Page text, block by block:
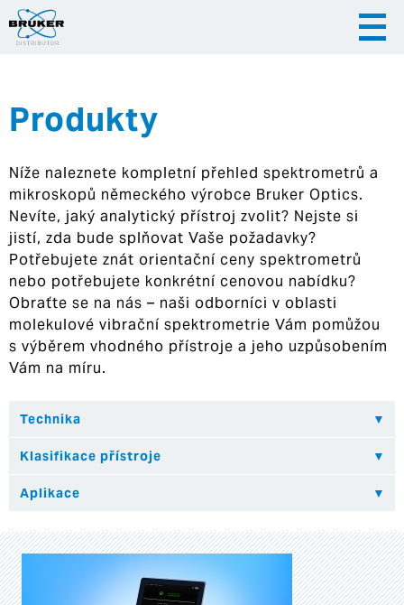
|
Hrvatska
Produkty
Níže naleznete kompletní přehled spektrometrů a
mikroskopů německého výrobce Bruker Optics.
Nevíte, jaký analytický přístroj zvolit? Nejste si
jistí, zda bude splňovat Vaše požadavky?
Potřebujete znát orientační ceny spektrometrů
nebo potřebujete konkrétní cenovou nabídku?
Obraťte se na nás – naši odborníci v oblasti
molekulové vibrační spektrometrie Vám pomůžou
s výběrem vhodného přístroje a jeho uzpůsobením
Vám na míru.